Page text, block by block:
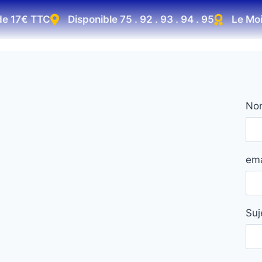
17€ TTC Disponible 75 . 92 . 93 . 94 . 95 Le